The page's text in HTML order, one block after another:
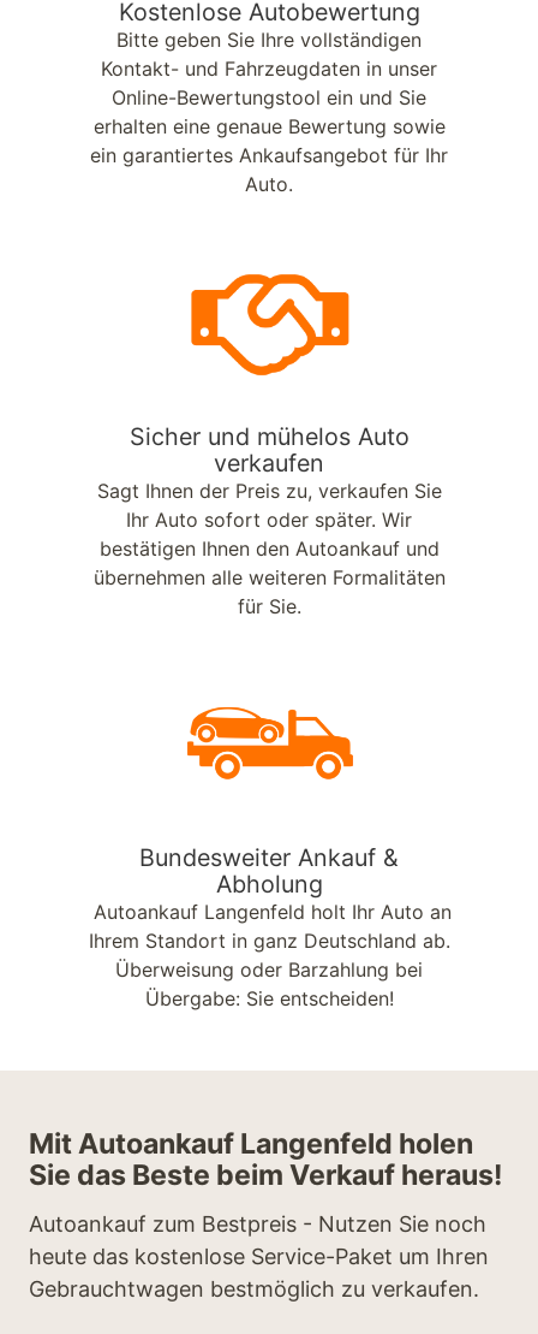
Kostenlose Autobewertung
Bitte geben Sie Ihre vollständigen
Kontakt- und Fahrzeugdaten in unser
Online-Bewertungstool ein und Sie
erhalten eine genaue Bewertung sowie
ein garantiertes Ankaufsangebot für Ihr
Auto.
Sicher und mühelos Auto
verkaufen
Sagt Ihnen der Preis zu, verkaufen Sie
Ihr Auto sofort oder später. Wir
bestätigen Ihnen den Autoankauf und
übernehmen alle weiteren Formalitäten
für Sie.
Bundesweiter Ankauf &
Abholung
Autoankauf Langenfeld holt Ihr Auto an
Ihrem Standort in ganz Deutschland ab.
Überweisung oder Barzahlung bei
Übergabe: Sie entscheiden!
Mit Autoankauf Langenfeld holen
Sie das Beste beim Verkauf heraus!
Autoankauf zum Bestpreis - Nutzen Sie noch
heute das kostenlose Service-Paket um Ihren
Gebrauchtwagen bestmöglich zu verkaufen.